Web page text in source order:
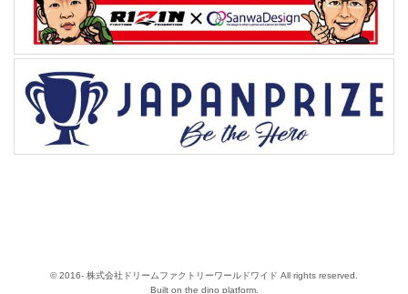
© 2016- 株式会社ドリームファクトリーワールドワイド All rights reserved.
Built on the dino platform.